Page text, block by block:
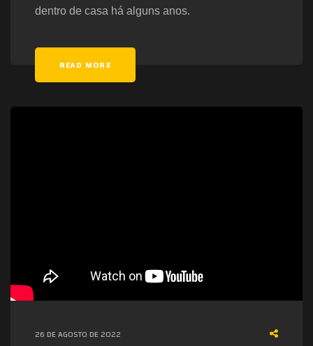
dentro de casa há alguns anos.
READ MORE
26 DE AGOSTO DE 2022